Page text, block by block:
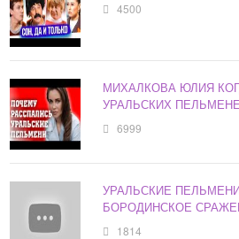
4500
МИХАЛКОВА ЮЛИЯ
УРАЛЬСКИХ
6999
УРАЛЬСКИЕ
БОРОДИНСКОЕ
1814